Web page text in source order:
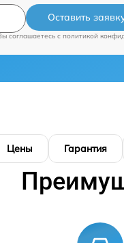
Оставить
соглашаетесь c политикой
Цены Гарантия